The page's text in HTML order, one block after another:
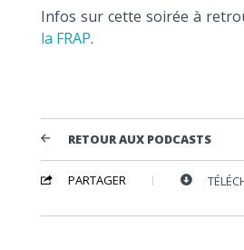
Infos sur cette soirée à
la FRAP.
RETOUR AUX PODCASTS
PARTAGER